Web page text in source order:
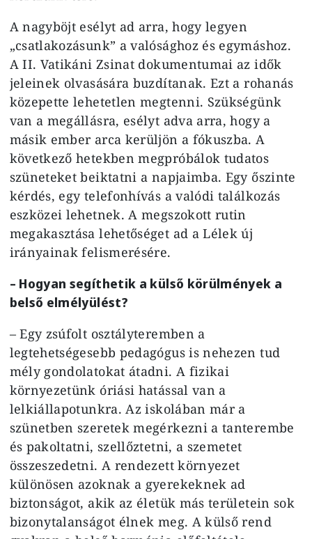
A nagyböjt esélyt ad arra, hogy legyen
„csatlakozásunk” a valósághoz és egymáshoz.
A II. Vatikáni Zsinat dokumentumai az idők
jeleinek olvasására buzdítanak. Ezt a rohanás
közepette lehetetlen megtenni. Szükségünk
van a megállásra, esélyt adva arra, hogy a
másik ember arca kerüljön a fókuszba. A
következő hetekben megpróbálok tudatos
szüneteket beiktatni a napjaimba. Egy őszinte
kérdés, egy telefonhívás a valódi találkozás
eszközei lehetnek. A megszokott rutin
megakasztása lehetőséget ad a Lélek új
irányainak felismerésére.
– Hogyan segíthetik a külső körülmények a
belső elmélyülést?
– Egy zsúfolt osztályteremben a
legtehetségesebb pedagógus is nehezen tud
mély gondolatokat átadni. A fizikai
környezetünk óriási hatással van a
lelkiállapotunkra. Az iskolában már a
szünetben szeretek megérkezni a tanterembe
és pakoltatni, szellőztetni, a szemetet
összeszedetni. A rendezett környezet
különösen azoknak a gyerekeknek ad
biztonságot, akik az életük más területein sok
bizonytalanságot élnek meg. A külső rend